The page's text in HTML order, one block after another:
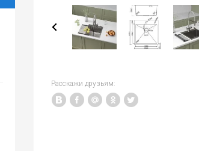
Расскажи друзьям: